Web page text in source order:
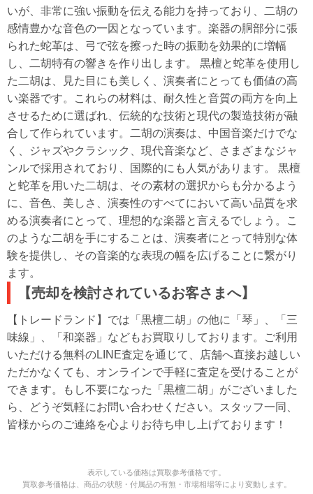
いが、非常に強い振動を伝える能力を持っており、二胡の
感情豊かな音色の一因となっています。楽器の胴部分に張
られた蛇革は、弓で弦を擦った時の振動を効果的に増幅
し、二胡特有の響きを作り出します。 黒檀と蛇革を使用し
た二胡は、見た目にも美しく、演奏者にとっても価値の高
い楽器です。これらの材料は、耐久性と音質の両方を向上
させるために選ばれ、伝統的な技術と現代の製造技術が融
合して作られています。二胡の演奏は、中国音楽だけでな
く、ジャズやクラシック、現代音楽など、さまざまなジャ
ンルで採用されており、国際的にも人気があります。 黒檀
と蛇革を用いた二胡は、その素材の選択からも分かるよう
に、音色、美しさ、演奏性のすべてにおいて高い品質を求
める演奏者にとって、理想的な楽器と言えるでしょう。こ
のような二胡を手にすることは、演奏者にとって特別な体
験を提供し、その音楽的な表現の幅を広げることに繋がり
ます。
【売却を検討されているお客さまへ】
【トレードランド】では「黒檀二胡」の他に「琴」、「三
味線」、「和楽器」などもお買取りしております。ご利用
いただける無料のLINE査定を通じて、店舗へ直接お越しい
ただかなくても、オンラインで手軽に査定を受けることが
できます。もし不要になった「黒檀二胡」がございました
ら、どうぞ気軽にお問い合わせください。スタッフ一同、
皆様からのご連絡を心よりお待ち申し上げております！
表示している価格は買取参考価格です。
買取参考価格は、商品の状態・付属品の有無・市場相場等により変動します。